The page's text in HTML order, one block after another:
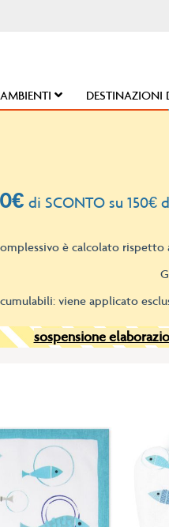
AMBIENTI DESTINAZIONI
di SCONTO su 150€
è calcolato
viene applicato
sospensione